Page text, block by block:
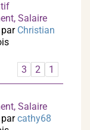
Salaire
Christian
1
2
3
Salaire
cathy68